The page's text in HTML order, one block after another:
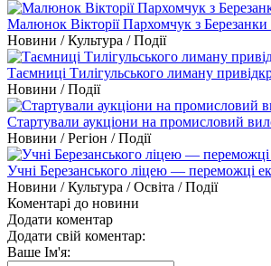
Малюнок Вікторії Пархомчук з
Новини / Культура / Події
Таємниці Тилігульського лиману
Новини / Події
Стартували аукціони на промисловий
Новини / Регіон / Події
Учні Березанського ліцею — переможці
Новини / Культура / Освіта / Події
Коментарі до новини
Додати коментар
Додати свій коментар:
Ваше Ім'я: